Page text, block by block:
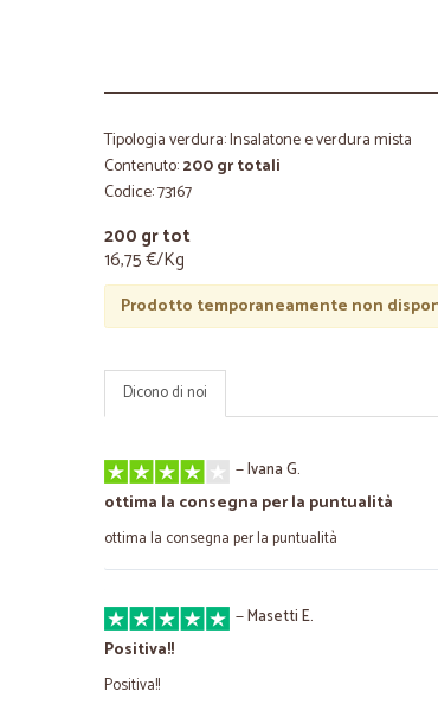
Tipologia verdura: Insalatone e verdura mista
Contenuto:200 gr totali
Codice: 73167
200 gr tot
16,75 €/Kg
Prodotto temporaneamente non
Dicono di noi
—Ivana G.
ottima la consegna per la puntualità
ottima la consegna per la puntualità
—Masetti E.
Positiva!!
Positiva!!